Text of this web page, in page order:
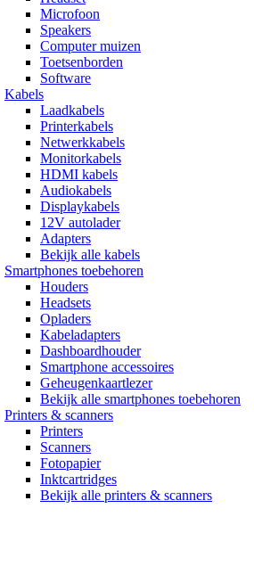
Microfoon
Speakers
Computer muizen
Toetsenborden
Software
Kabels
Laadkabels
Printerkabels
Netwerkkabels
Monitorkabels
HDMI kabels
Audiokabels
Displaykabels
12V autolader
Adapters
Bekijk alle kabels
Smartphones toebehoren
Houders
Headsets
Opladers
Kabeladapters
Dashboardhouder
Smartphone accessoires
Geheugenkaartlezer
Bekijk alle smartphones toebehoren
Printers & scanners
Printers
Scanners
Fotopapier
Inktcartridges
Bekijk alle printers & scanners